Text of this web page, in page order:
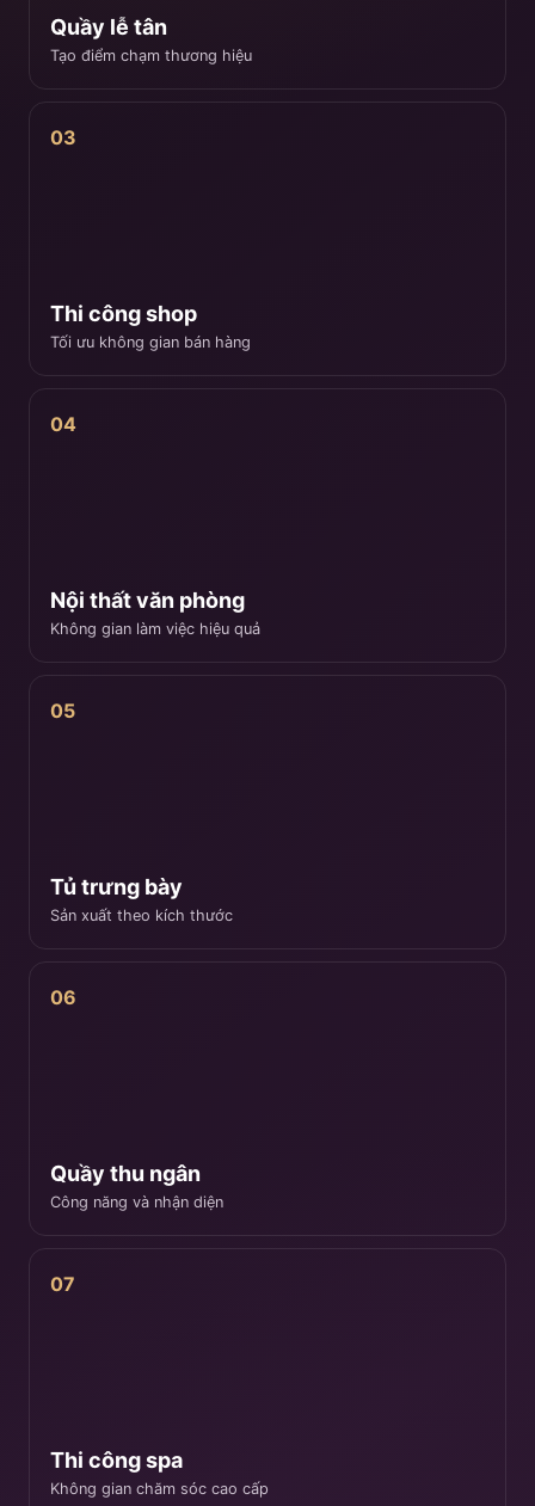
Quầy lễ tân
Tạo điểm chạm thương hiệu
03
Thi công shop
Tối ưu không gian bán hàng
04
Nội thất văn phòng
Không gian làm việc hiệu quả
05
Tủ trưng bày
Sản xuất theo kích thước
06
Quầy thu ngân
Công năng và nhận diện
07
Thi công spa
Không gian chăm sóc cao cấp